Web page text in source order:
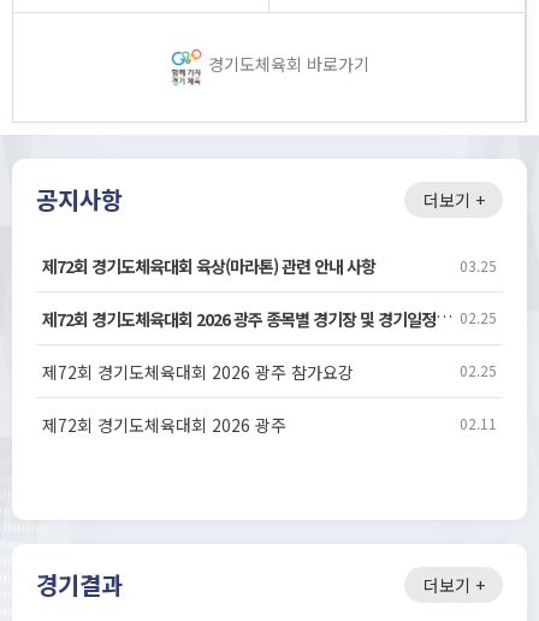
경기도체육회 바로가기
더보기 +
공지사항
03.25
제72회 경기도체육대회 육상(마라톤) 관련 안내 사항
02.25
제72회 경기도체육대회 2026 광주 종목별 경기장 및 경기일정(260327)
02.25
제72회 경기도체육대회 2026 광주 참가요강
02.11
제72회 경기도체육대회 2026 광주
더보기 +
경기결과